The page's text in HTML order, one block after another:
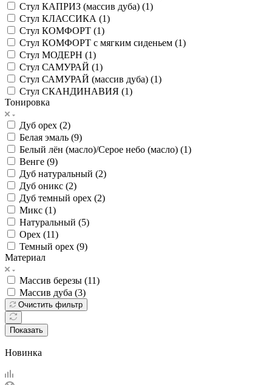
Стул КАПРИЗ (массив дуба) (1)
Стул КЛАССИКА (1)
Стул КОМФОРТ (1)
Стул КОМФОРТ с мягким сиденьем (1)
Стул МОДЕРН (1)
Стул САМУРАЙ (1)
Стул САМУРАЙ (массив дуба) (1)
Стул СКАНДИНАВИЯ (1)
Тонировка
Дуб орех (2)
Белая эмаль (9)
Белый лён (масло)/Серое небо (масло) (1)
Венге (9)
Дуб натуральный (2)
Дуб оникс (2)
Дуб темный орех (2)
Микс (1)
Натуральный (5)
Орех (11)
Темный орех (9)
Материал
Массив березы (11)
Массив дуба (3)
Очистить фильтр
Показать
Новинка